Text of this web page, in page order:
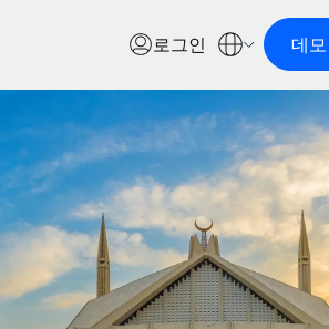
로그인 데